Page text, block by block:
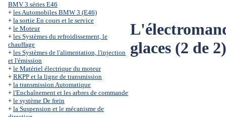
BMV 3 séries Е46
+ les Automobiles BMW 3 (Е46)
+ la sortie En cours et le service
+ le Moteur
+ les Systèmes du refroidissement, le
chauffage
+ les Systèmes de l'alimentation, l'injection
et l'émission
+ le Matériel électrique du moteur
+ RKPP et la ligne de transmission
+ la transmission Automatique
+ l'Enchaînement et les arbres de commande
+ le système De frein
+ la Suspension et le mécanisme de
glaces (2 de 2)